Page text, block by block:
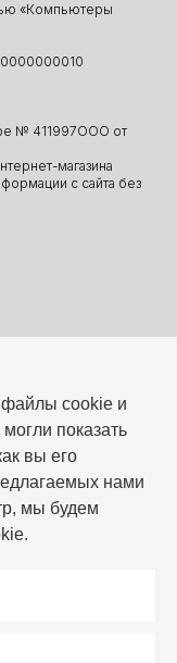
cookie и
показать
вы его
нами
мы будем
«Компьютеры
№ 411997ООО от
магазина
с сайта без
– 19:00